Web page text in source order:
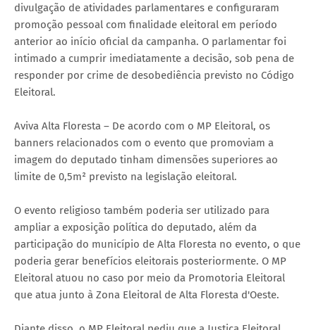
divulgação de atividades parlamentares e configuraram
promoção pessoal com finalidade eleitoral em período
anterior ao início oficial da campanha. O parlamentar foi
intimado a cumprir imediatamente a decisão, sob pena de
responder por crime de desobediência previsto no Código
Eleitoral.
Aviva Alta Floresta – De acordo com o MP Eleitoral, os
banners relacionados com o evento que promoviam a
imagem do deputado tinham dimensões superiores ao
limite de 0,5m² previsto na legislação eleitoral.
O evento religioso também poderia ser utilizado para
ampliar a exposição política do deputado, além da
participação do município de Alta Floresta no evento, o que
poderia gerar benefícios eleitorais posteriormente. O MP
Eleitoral atuou no caso por meio da Promotoria Eleitoral
que atua junto à Zona Eleitoral de Alta Floresta d'Oeste.